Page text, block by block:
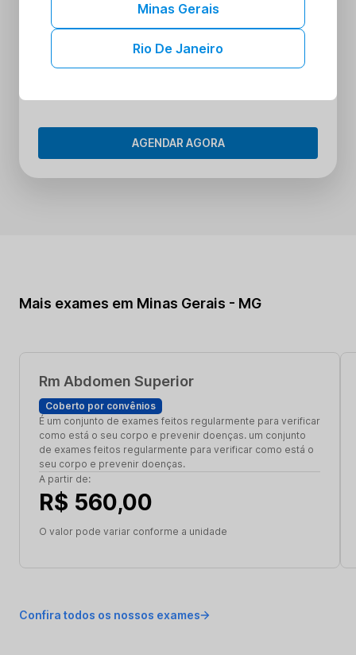
4 Tenha acesso aos seus resultados sem
sair de casa
AGENDAR AGORA
Mais exames em Minas Gerais - MG
Rm Abdomen Superior
Coberto por convênios
É um conjunto de exames feitos regularmente para verificar
como está o seu corpo e prevenir doenças. um conjunto
de exames feitos regularmente para verificar como está o
seu corpo e prevenir doenças.
A partir de:
R$ 560,00
O valor pode variar conforme a unidade
Confira todos os nossos exames
Minas Gerais
Rio De Janeiro